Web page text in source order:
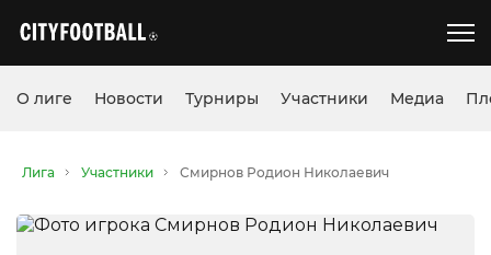
О лиге Новости Турниры Участники Медиа
Лига Участники Смирнов Родион Николаевич